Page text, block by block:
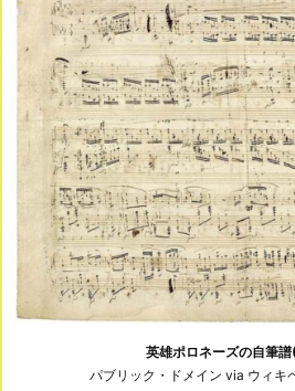
英雄ポロネーズの自筆
パブリック・ドメイン via ウィキ